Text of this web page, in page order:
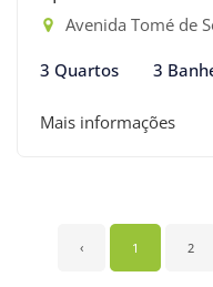
Avenida Tomé de
3 Quartos 3
Mais informações
‹ 1 2